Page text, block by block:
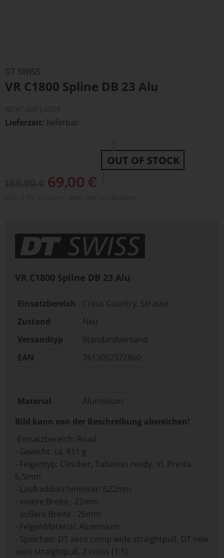
der
Bildergalerie
DT SWISS
VR C1800 Spline DB 23 Alu
Lieferzeit lieferbar
Sonderangebot
69,00 €
OUT OF STOCK
VR C1800 Spline DB 23 Alu
Einsatzbereich
Cross Country, Strasse
Zustand
Neu
Versandtyp
Standardversand
EAN
7613052372860
Material
Aluminium
Bild kann von der Beschreibung abweichen!
-Einsatzbereich: Road
- Gewicht: ca. 811 g
- Felgentyp: Clincher, Tubeless ready, VL Presta
6,5mm
- Laufraddurchmesser: 622mm
- innere Breite : 22mm
- äußere Breite : 26mm
- FelgenMaterial: Aluminium
- Speichen: DT aero comp wide straightpull, DT new
aero straightpull, 2-cross (1:1)